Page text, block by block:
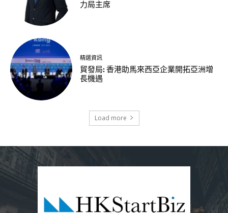
力局主席
精選資訊
貿發局: 香港助馬來西亞企業開拓亞洲增
長機遇
Load more